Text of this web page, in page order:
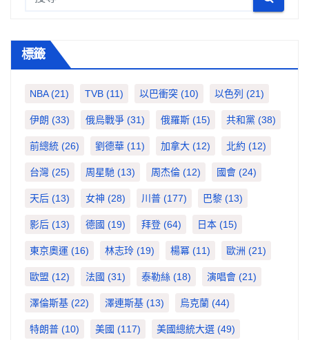
標籤
NBA(21) TVB (11) 以巴衝突 (10) 以色列 (21)
伊朗 (33) 俄烏戰爭 (31) 俄羅斯 (15) 共和黨 (38)
前總統 (26) 劉德華 (11) 加拿大 (12) 北約 (12)
台灣 (25) 周星馳 (13) 周杰倫 (12) 國會 (24)
天后 (13) 女神 (28) 川普 (177) 巴黎 (13)
影后 (13) 德國 (19) 拜登 (64) 日本 (15)
東京奧運 (16) 林志玲 (19) 楊冪 (11) 歐洲 (21)
歐盟 (12) 法國 (31) 泰勒絲 (18) 演唱會 (21)
澤倫斯基 (22) 澤連斯基 (13) 烏克蘭 (44)
特朗普 (10) 美國 (117) 美國總統大選 (49)